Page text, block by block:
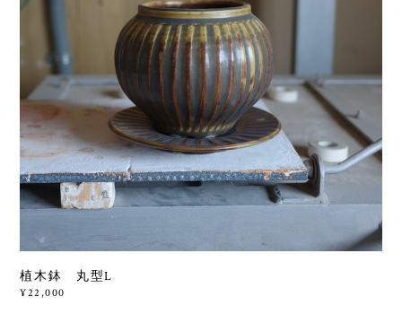
植木鉢 丸型L
¥22,000